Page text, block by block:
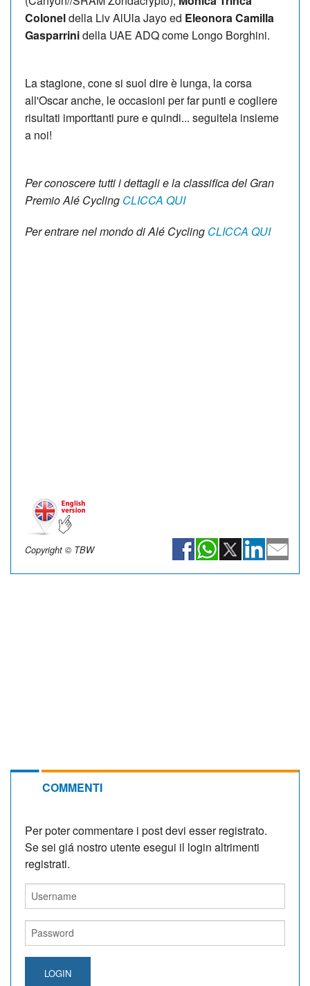
Coloneldella Liv AlUla Jayo ed Eleonora Camilla
Gasparrinidella UAE ADQ come Longo Borghini.
La stagione, cone si suol dire è lunga, la corsa
all'Oscar anche, le occasioni per far punti e cogliere
risultati importtanti pure e quindi... seguitela insieme
a noi!
Per conoscere tutti i dettagli e la classifica del Gran
Premio Alé Cycling CLICCA QUI
Per entrare nel mondo di Alé Cycling CLICCA QUI
Copyright © TBW
COMMENTI
Per poter commentare i post devi esser registrato.
Se sei giá nostro utente esegui il login altrimenti
registrati.
LOGIN